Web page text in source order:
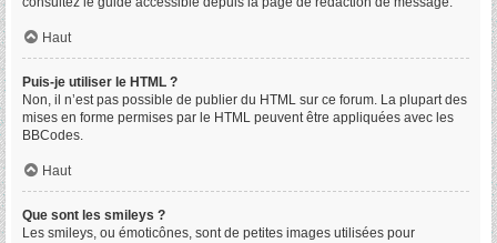
Haut
Puis-je utiliser le HTML ?
Non, il n’est pas possible de publier du HTML sur ce forum. La plupart des
mises en forme permises par le HTML peuvent être appliquées avec les
BBCodes.
Haut
Que sont les smileys ?
Les smileys, ou émoticônes, sont de petites images utilisées pour